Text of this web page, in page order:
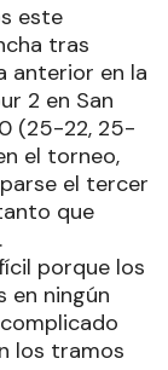
este
tras
anterior en la
2 en San
(25-22, 25-
el torneo,
el tercer
que
porque los
en ningún
los tramos